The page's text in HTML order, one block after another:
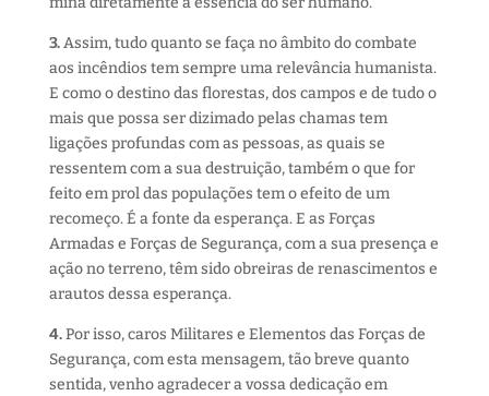
3.Assim, tudo quanto se faça no âmbito do combate
aos incêndios tem sempre uma relevância humanista.
E como o destino das florestas, dos campos e de tudo o
mais que possa ser dizimado pelas chamas tem
ligações profundas com as pessoas, as quais se
ressentem com a sua destruição, também o que for
feito em prol das populações tem o efeito de um
recomeço. É a fonte da esperança. E as Forças
Armadas e Forças de Segurança, com a sua presença e
ação no terreno, têm sido obreiras de renascimentos e
arautos dessa esperança.
4.Por isso, caros Militares e Elementos das Forças de
Segurança, com esta mensagem, tão breve quanto
sentida, venho agradecer a vossa dedicação em